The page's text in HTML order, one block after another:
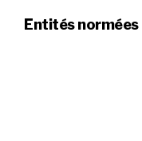
Entités normées